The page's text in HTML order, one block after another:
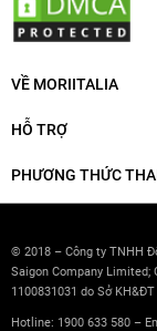
VỀ MORIITALIA
HỖ TRỢ
PHƯƠNG THỨC
© 2018 – Công ty TNHH
Saigon Company Limited;
1100831031 do Sở
Hotline: 1900 633 580 –